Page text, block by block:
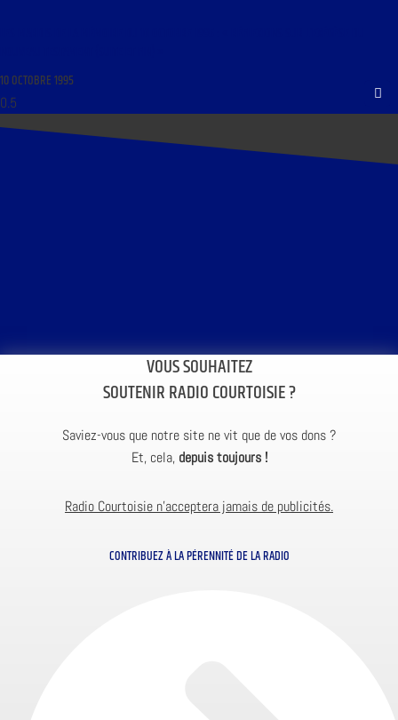
10 OCTOBRE 1995
VOUS SOUHAITEZ
SOUTENIR RADIO COURTOISIE ?
Saviez-vous que notre site ne vit que de vos dons ?
Et, cela, depuis toujours !
Radio Courtoisie n’acceptera jamais de publicités.
CONTRIBUEZ À LA PÉRENNITÉ DE LA RADIO